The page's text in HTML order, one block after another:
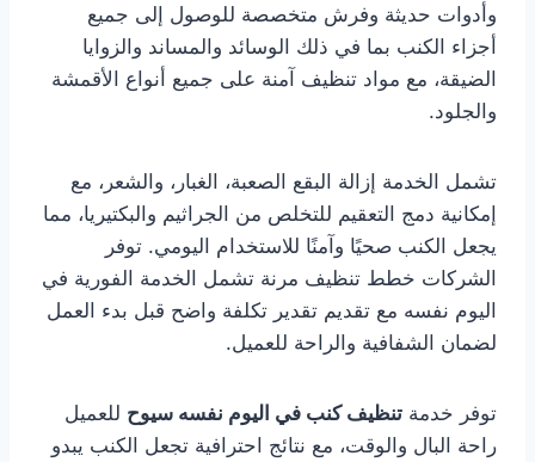
وأدوات حديثة وفرش متخصصة للوصول إلى جميع
أجزاء الكنب بما في ذلك الوسائد والمساند والزوايا
الضيقة، مع مواد تنظيف آمنة على جميع أنواع الأقمشة
والجلود.
تشمل الخدمة إزالة البقع الصعبة، الغبار، والشعر، مع
إمكانية دمج التعقيم للتخلص من الجراثيم والبكتيريا، مما
يجعل الكنب صحيًا وآمنًا للاستخدام اليومي. توفر
الشركات خطط تنظيف مرنة تشمل الخدمة الفورية في
اليوم نفسه مع تقديم تقدير تكلفة واضح قبل بدء العمل
لضمان الشفافية والراحة للعميل.
توفر خدمة تنظيف كنب في اليوم نفسه سيوح للعميل
راحة البال والوقت، مع نتائج احترافية تجعل الكنب يبدو